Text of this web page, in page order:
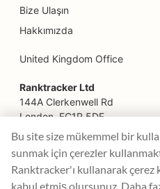
Çiçekçiler için SEO
Food Courts için SEO
Gıda Kamyonları için SEO
Bize Ulaşın
Hakkımızda
United Kingdom Office
Ranktracker Ltd
144A Clerkenwell Rd
London, EC1R 5DF
Company No: 08820809
Bu site size mükemmel bir
sunmak için çerezler
Ranktracker'ı kullanarak çerez
kabul etmiş olursunuz. Daha